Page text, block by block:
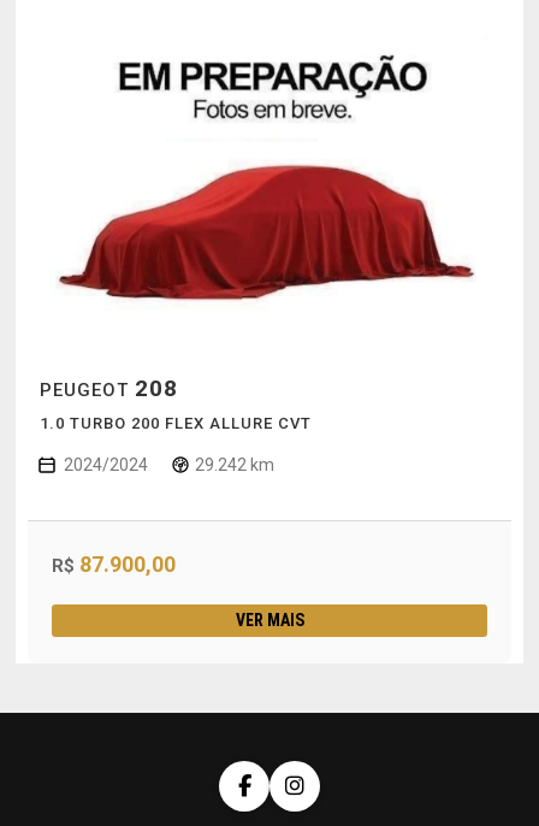
PEUGEOT 208
1.0 TURBO 200 FLEX ALLURE CVT
2024/2024 29.242 km
R$ 87.900,00
VER MAIS